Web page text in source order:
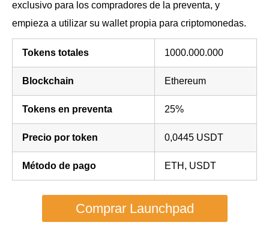
exclusivo para los compradores de la preventa, y
empieza a utilizar su wallet propia para criptomonedas.
Tokens totales 1000.000.000
Blockchain Ethereum
Tokens en preventa 25%
Precio por token 0,0445 USDT
Método de pago ETH, USDT
Comprar Launchpad